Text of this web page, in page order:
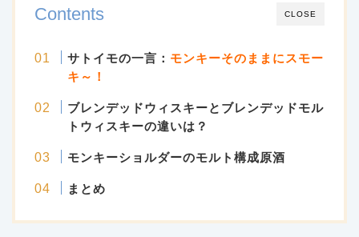
CLOSE
Contents
サトイモの一言： モンキーそのままにスモー
キ～ ！
ブレンデッドウィスキーとブレンデッドモル
トウィスキーの違いは？
モンキーショルダーのモルト構成原酒
まとめ